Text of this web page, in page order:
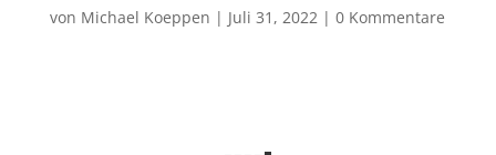
von Michael Koeppen | Juli 31, 2022| 0 Kommentare